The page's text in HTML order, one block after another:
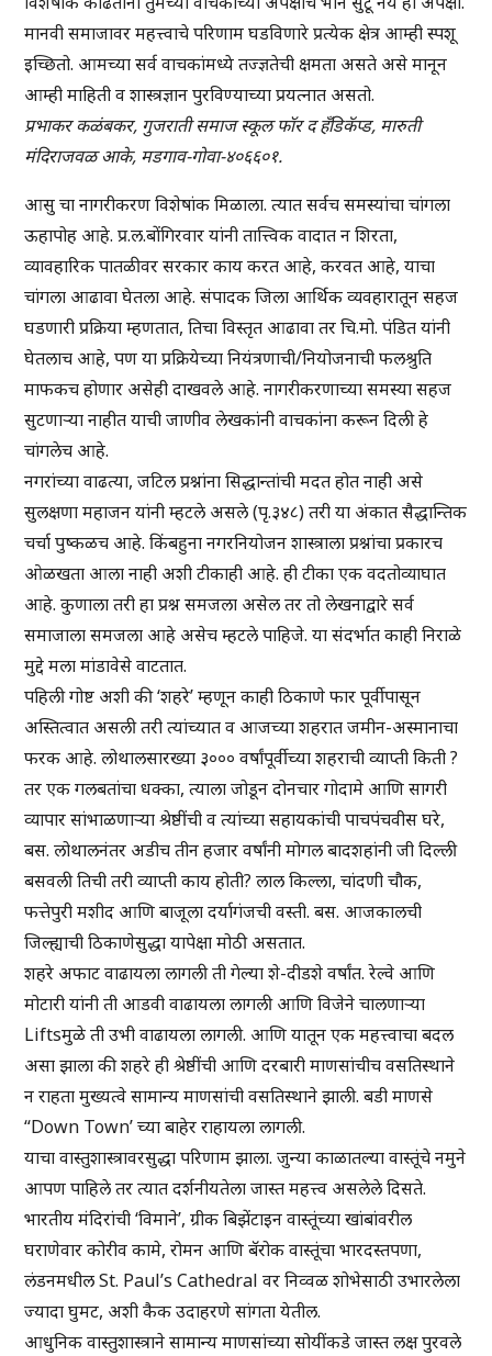
मानवी समाजावर महत्त्वाचे परिणाम घडविणारे प्रत्येक क्षेत्र आम्ही स्पशू
इच्छितो. आमच्या सर्व वाचकांमध्ये तज्ज्ञतेची क्षमता असते असे मानून
आम्ही माहिती व शास्त्रज्ञान पुरविण्याच्या प्रयत्नात असतो.
प्रभाकर कळंबकर, गुजराती समाज स्कूल फॉर द हँडिकॅप्ड, मारुती
मंदिराजवळ आके, मडगाव-गोवा-४०६६०१.
आसु चा नागरीकरण विशेषांक मिळाला. त्यात सर्वच समस्यांचा चांगला
ऊहापोह आहे. प्र.ल.बोंगिरवार यांनी तात्त्विक वादात न शिरता,
व्यावहारिक पातळीवर सरकार काय करत आहे, करवत आहे, याचा
चांगला आढावा घेतला आहे. संपादक जिला आर्थिक व्यवहारातून सहज
घडणारी प्रक्रिया म्हणतात, तिचा विस्तृत आढावा तर चि.मो. पंडित यांनी
घेतलाच आहे, पण या प्रक्रियेच्या नियंत्रणाची/नियोजनाची फलश्रुति
माफकच होणार असेही दाखवले आहे. नागरीकरणाच्या समस्या सहज
सुटणाऱ्या नाहीत याची जाणीव लेखकांनी वाचकांना करून दिली हे
चांगलेच आहे.
नगरांच्या वाढत्या, जटिल प्रश्नांना सिद्धान्तांची मदत होत नाही असे
सुलक्षणा महाजन यांनी म्हटले असले (पृ.३४८) तरी या अंकात सैद्धान्तिक
चर्चा पुष्कळच आहे. किंबहुना नगरनियोजन शास्त्राला प्रश्नांचा प्रकारच
ओळखता आला नाही अशी टीकाही आहे. ही टीका एक वदतोव्याघात
आहे. कुणाला तरी हा प्रश्न समजला असेल तर तो लेखनाद्वारे सर्व
समाजाला समजला आहे असेच म्हटले पाहिजे. या संदर्भात काही निराळे
मुद्दे मला मांडावेसे वाटतात.
पहिली गोष्ट अशी की ‘शहरे’ म्हणून काही ठिकाणे फार पूर्वीपासून
अस्तित्वात असली तरी त्यांच्यात व आजच्या शहरात जमीन-अस्मानाचा
फरक आहे. लोथालसारख्या ३००० वर्षांपूर्वीच्या शहराची व्याप्ती किती ?
तर एक गलबतांचा धक्का, त्याला जोडून दोनचार गोदामे आणि सागरी
व्यापार सांभाळणाऱ्या श्रेष्ठींची व त्यांच्या सहायकांची पाचपंचवीस घरे,
बस. लोथालनंतर अडीच तीन हजार वर्षांनी मोगल बादशहांनी जी दिल्ली
बसवली तिची तरी व्याप्ती काय होती? लाल किल्ला, चांदणी चौक,
फत्तेपुरी मशीद आणि बाजूला दर्यागंजची वस्ती. बस. आजकालची
जिल्ह्याची ठिकाणेसुद्धा यापेक्षा मोठी असतात.
शहरे अफाट वाढायला लागली ती गेल्या शे-दीडशे वर्षांत. रेल्वे आणि
मोटारी यांनी ती आडवी वाढायला लागली आणि विजेने चालणाऱ्या
Liftsमुळे ती उभी वाढायला लागली. आणि यातून एक महत्त्वाचा बदल
असा झाला की शहरे ही श्रेष्ठींची आणि दरबारी माणसांचीच वसतिस्थाने
न राहता मुख्यत्वे सामान्य माणसांची वसतिस्थाने झाली. बडी माणसे
“Down Town’ च्या बाहेर राहायला लागली.
याचा वास्तुशास्त्रावरसुद्धा परिणाम झाला. जुन्या काळातल्या वास्तूंचे नमुने
आपण पाहिले तर त्यात दर्शनीयतेला जास्त महत्त्व असलेले दिसते.
भारतीय मंदिरांची ‘विमाने’, ग्रीक बिझेंटाइन वास्तूंच्या खांबांवरील
घराणेवार कोरीव कामे, रोमन आणि बॅरोक वास्तूंचा भारदस्तपणा,
लंडनमधील St. Paul’s Cathedral वर निव्वळ शोभेसाठी उभारलेला
ज्यादा घुमट, अशी कैक उदाहरणे सांगता येतील.
आधुनिक वास्तुशास्त्राने सामान्य माणसांच्या सोयींकडे जास्त लक्ष पुरवले